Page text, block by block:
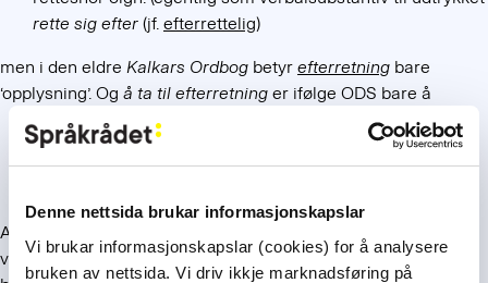
Denne nettsida brukar informasjonskapslar
Vi brukar informasjonskapslar (cookies) for å analysere
bruken av nettsida. Vi driv ikkje marknadsføring på
rette sig efter (jf. efterrettelig)
men i den eldre Kalkars Ordbog betyr efterretning bare
‘opplysning’. Og å ta til efterretning er ifølge ODS bare å
anerkende modtagelsen af en meddelelse olgn. uden i
øvrigt (foreløbig) at tage stilling dertil ell. foretage sig
Altså som i
vi den samme tvetydigheten som i moderne norsk, jf. de to